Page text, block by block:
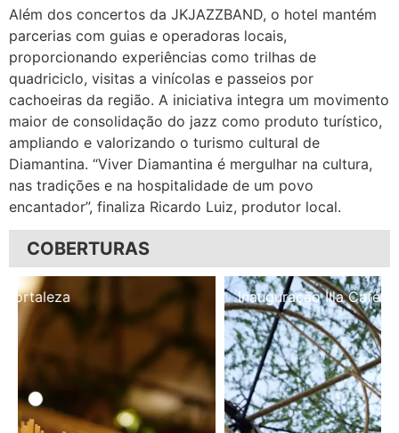
Além dos concertos da JKJAZZBAND, o hotel mantém
parcerias com guias e operadoras locais,
proporcionando experiências como trilhas de
quadriciclo, visitas a vinícolas e passeios por
cachoeiras da região. A iniciativa integra um movimento
maior de consolidação do jazz como produto turístico,
ampliando e valorizando o turismo cultural de
Diamantina. “Viver Diamantina é mergulhar na cultura,
nas tradições e na hospitalidade de um povo
encantador”, finaliza Ricardo Luiz, produtor local.
COBERTURAS
Inauguração Illa Café